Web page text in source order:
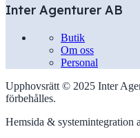
Inter Agenturer AB
Butik
Om oss
Personal
Upphovsrätt © 2025 Inter
förbehålles.
Hemsida & systemintegration